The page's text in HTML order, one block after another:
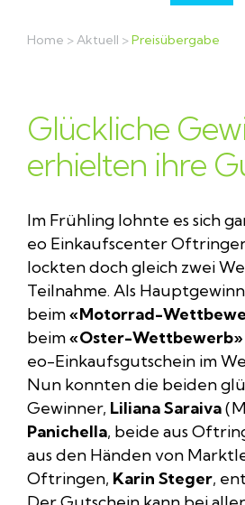
Home >Aktuell >Preisübergabe
Glückliche
erhielten ihre
Im Frühling lohnte es sich
eo Einkaufscenter
lockten doch gleich zwei
Teilnahme. Als
beim«Motorrad-
beim«Oster-Wettbewerb»
eo-Einkaufsgutschein im
Nun konnten die beiden
Gewinner, Liliana Saraiva
Panichella, beide aus
aus den Händen von
Oftringen, Karin Steger,